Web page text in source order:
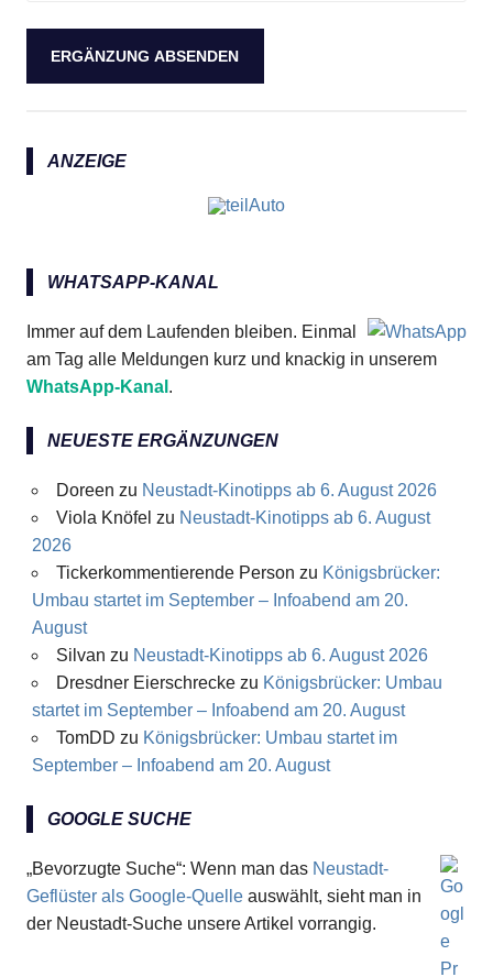
Anzeige
ANZEIGE
WHATSAPP-KANAL
Immer auf dem Laufenden bleiben. Einmal
am Tag alle Meldungen kurz und knackig in unserem
WhatsApp-Kanal .
NEUESTE ERGÄNZUNGEN
Doreen zu Neustadt-Kinotipps ab 6. August 2026
Viola Knöfel zu Neustadt-Kinotipps ab 6. August
2026
Tickerkommentierende Person zu Königsbrücker:
Umbau startet im September – Infoabend am 20.
August
Silvan zu Neustadt-Kinotipps ab 6. August 2026
Dresdner Eierschreckezu Königsbrücker: Umbau
startet im September – Infoabend am 20. August
TomDD zu Königsbrücker: Umbau startet im
September – Infoabend am 20. August
GOOGLE SUCHE
„Bevorzugte Suche“: Wenn man das Neustadt-
Geflüster als Google-Quelle auswählt, sieht man in
der Neustadt-Suche unsere Artikel vorrangig.